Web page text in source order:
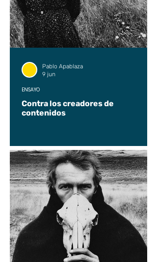
Contra los creadores de
contenidos
ENSAYO
Pablo Apablaza
9 jun